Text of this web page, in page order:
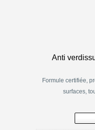
Anti
Formule certifiée,
surfaces,